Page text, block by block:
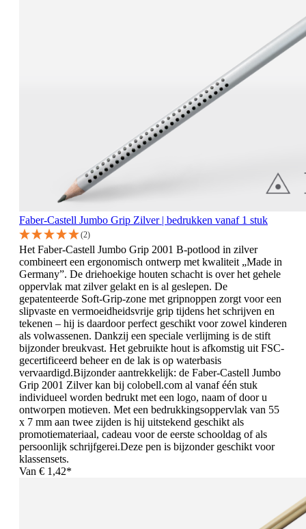
Faber-Castell Jumbo Grip Zilver | bedrukken vanaf 1 stuk
(2)
Het Faber-Castell Jumbo Grip 2001 B-potlood in zilver
combineert een ergonomisch ontwerp met kwaliteit „Made in
Germany”. De driehoekige houten schacht is over het gehele
oppervlak mat zilver gelakt en is al geslepen. De
gepatenteerde Soft-Grip-zone met gripnoppen zorgt voor een
slipvaste en vermoeidheidsvrije grip tijdens het schrijven en
tekenen – hij is daardoor perfect geschikt voor zowel kinderen
als volwassenen. Dankzij een speciale verlijming is de stift
bijzonder breukvast. Het gebruikte hout is afkomstig uit FSC-
gecertificeerd beheer en de lak is op waterbasis
vervaardigd.Bijzonder aantrekkelijk: de Faber-Castell Jumbo
Grip 2001 Zilver kan bij colobell.com al vanaf één stuk
individueel worden bedrukt met een logo, naam of door u
ontworpen motieven. Met een bedrukkingsoppervlak van 55
x 7 mm aan twee zijden is hij uitstekend geschikt als
promotiemateriaal, cadeau voor de eerste schooldag of als
persoonlijk schrijfgerei.Deze pen is bijzonder geschikt voor
klassensets.
Van € 1,42*